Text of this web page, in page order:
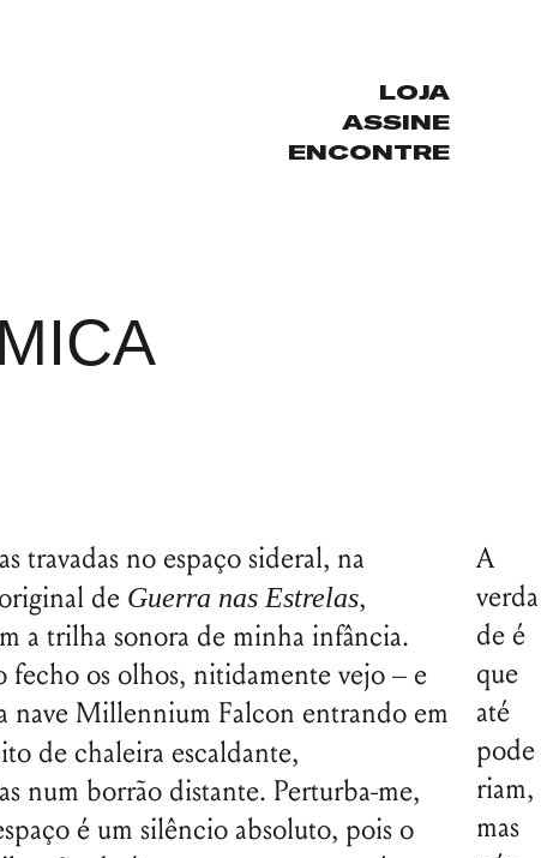
LOJA
ASSINE
ENCONTRE
travadas no espaço sideral, na
de Guerra nas Estrelas,
a trilha sonora de minha infância.
fecho os olhos, nitidamente vejo – e
nave Millennium Falcon entrando em
de chaleira escaldante,
num borrão distante. Perturba-me,
é um silêncio absoluto, pois o
A
verda
de é
que
até
pode
riam,
mas